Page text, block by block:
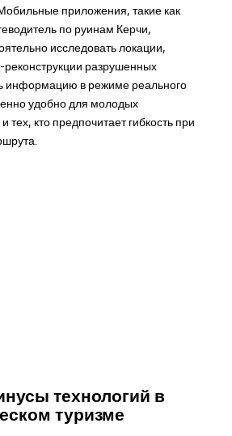
приложения, такие как
по руинам Керчи,
исследовать локации,
реконструкции разрушенных
информацию в режиме реального
удобно для молодых
тех, кто предпочитает гибкость при
технологий в
туризме